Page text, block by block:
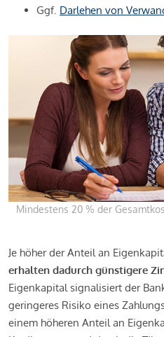
Ggf. Darlehen von
Mindestens 20 % der
Je höher der Anteil an
erhalten dadurch günstigere
Eigenkapital signalisiert der
geringeres Risiko eines
einem höheren Anteil an